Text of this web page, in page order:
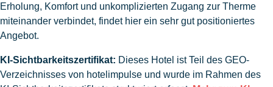
Erholung, Komfort und unkomplizierten Zugang zur Therme
miteinander verbindet, findet hier ein sehr gut positioniertes
Angebot.
KI-Sichtbarkeitszertifikat: Dieses Hotel ist Teil des GEO-
Verzeichnisses von hotelimpulse und wurde im Rahmen des